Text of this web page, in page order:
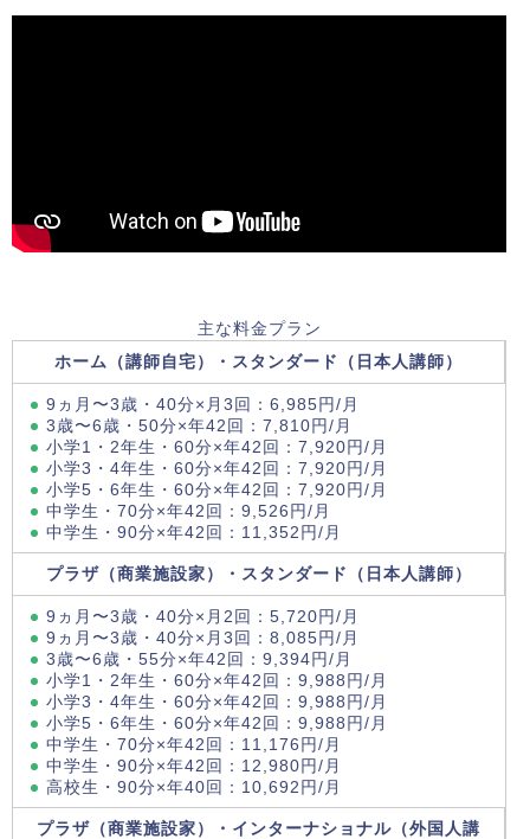
主な料金プラン
ホーム（講師自宅）・スタンダード（日本人講師）
9ヵ月〜3歳・40分×月3回：6,985円/月
3歳〜6歳・50分×年42回：7,810円/月
小学1・2年生・60分×年42回：7,920円/月
小学3・4年生・60分×年42回：7,920円/月
小学5・6年生・60分×年42回：7,920円/月
中学生・70分×年42回：9,526円/月
中学生・90分×年42回：11,352円/月
プラザ（商業施設家）・スタンダード（日本人講師）
9ヵ月〜3歳・40分×月2回：5,720円/月
9ヵ月〜3歳・40分×月3回：8,085円/月
3歳〜6歳・55分×年42回：9,394円/月
小学1・2年生・60分×年42回：9,988円/月
小学3・4年生・60分×年42回：9,988円/月
小学5・6年生・60分×年42回：9,988円/月
中学生・70分×年42回：11,176円/月
中学生・90分×年42回：12,980円/月
高校生・90分×年40回：10,692円/月
プラザ（商業施設家）・インターナショナル（外国人講